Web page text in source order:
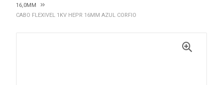
16,0MM
CABO FLEXIVEL 1KV HEPR 16MM AZUL CORFIO